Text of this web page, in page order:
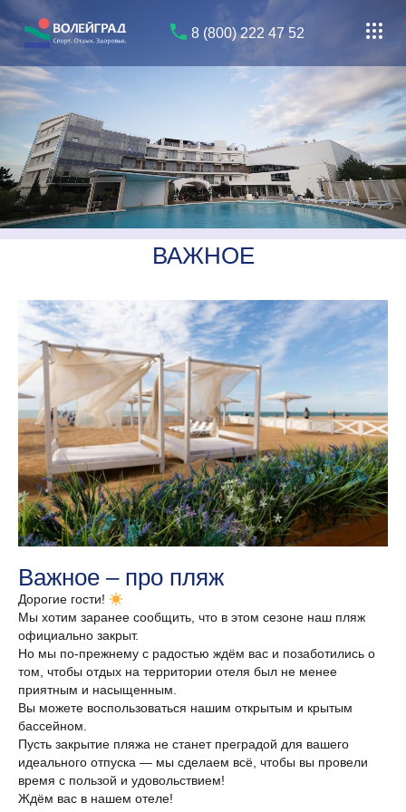
8 (800) 222 47 52
ВАЖНОЕ
Важное – про пляж
Дорогие гости!
Мы хотим заранее сообщить, что в этом сезоне наш пляж
официально закрыт.
Но мы по‑прежнему с радостью ждём вас и позаботились о
том, чтобы отдых на территории отеля был не менее
приятным и насыщенным.
Вы можете воспользоваться нашим открытым и крытым
бассейном.
Пусть закрытие пляжа не станет преградой для вашего
идеального отпуска — мы сделаем всё, чтобы вы провели
время с пользой и удовольствием!
Ждём вас в нашем отеле!